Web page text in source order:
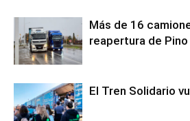
Más de 16
reapertura de
El Tren Solidario